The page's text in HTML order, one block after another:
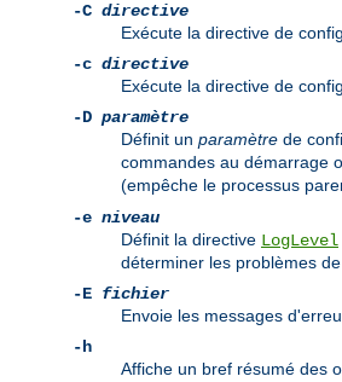
-C directive
Exécute la directive de
-c directive
Exécute la directive de
-D paramètre
Définit un paramètre de
commandes au démarrage
(empêche le processus
-e niveau
Définit la directive LogLevel
déterminer les problèmes
-E fichier
Envoie les messages
-h
Affiche un bref résumé des